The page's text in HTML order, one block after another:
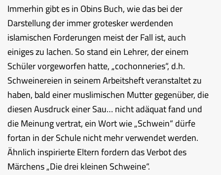
Immerhin gibt es in Obins Buch, wie das bei der
Darstellung der immer grotesker werdenden
islamischen Forderungen meist der Fall ist, auch
einiges zu lachen. So stand ein Lehrer, der einem
Schüler vorgeworfen hatte, „cochonneries“, d.h.
Schweinereien in seinem Arbeitsheft veranstaltet zu
haben, bald einer muslimischen Mutter gegenüber, die
diesen Ausdruck einer Sau… nicht adäquat fand und
die Meinung vertrat, ein Wort wie „Schwein“ dürfe
fortan in der Schule nicht mehr verwendet werden.
Ähnlich inspirierte Eltern fordern das Verbot des
Märchens „Die drei kleinen Schweine“.